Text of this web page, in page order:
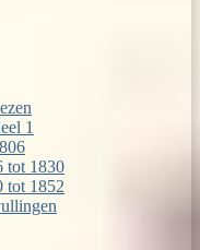
1
tot 1830
tot 1852